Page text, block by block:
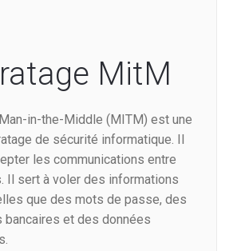
MitM
in-the-Middle (MITM) est une
de sécurité informatique. Il
les communications entre
Il sert à voler des informations
que des mots de passe, des
bancaires et des données